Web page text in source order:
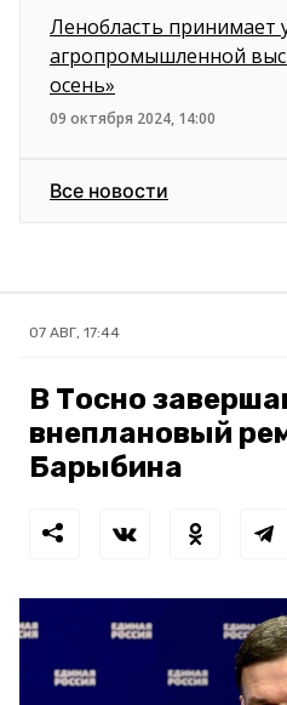
Ленобласть принимает
агропромышленной
осень»
09 октября 2024, 14:00
Все новости
07 АВГ, 17:44
В Тосно
внеплановый
Барыбина